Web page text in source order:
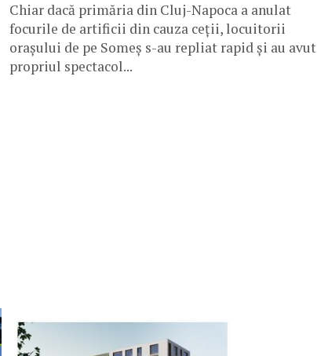
Chiar dacă primăria din Cluj-Napoca a anulat
focurile de artificii din cauza ceții, locuitorii
orașului de pe Someș s-au repliat rapid și au avut
propriul spectacol...